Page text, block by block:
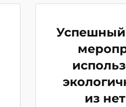
Успешный
из